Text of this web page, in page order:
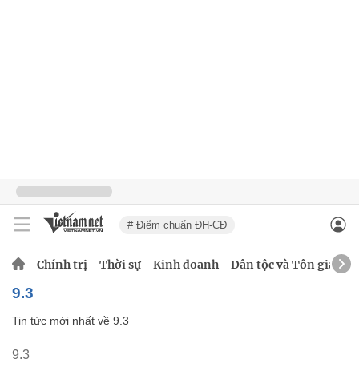
# Điểm chuẩn ĐH-CĐ
Chính trị Thời sự Kinh doanh Dân tộc và Tôn giáo
9.3
Tin tức mới nhất về 9.3
9.3